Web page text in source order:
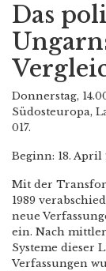
Das
Donnerstag,
Südosteuropa,
017.
Beginn: 18. April
Mit der
1989
neue
ein. Nach
Systeme dieser
Verfassungen